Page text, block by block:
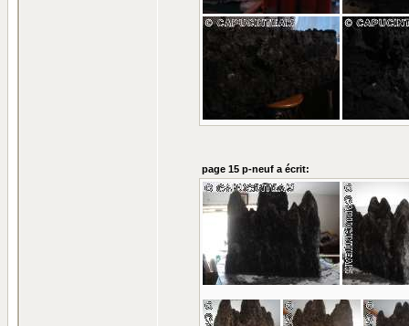
page 15 p-neuf a écrit: